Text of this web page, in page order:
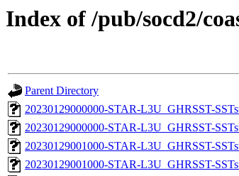
Index of /pub/socd2/
Parent Directory
20230129000000-STAR-L3U_GHRSST-
20230129000000-STAR-L3U_GHRSST-
20230129001000-STAR-L3U_GHRSST-
20230129001000-STAR-L3U_GHRSST-